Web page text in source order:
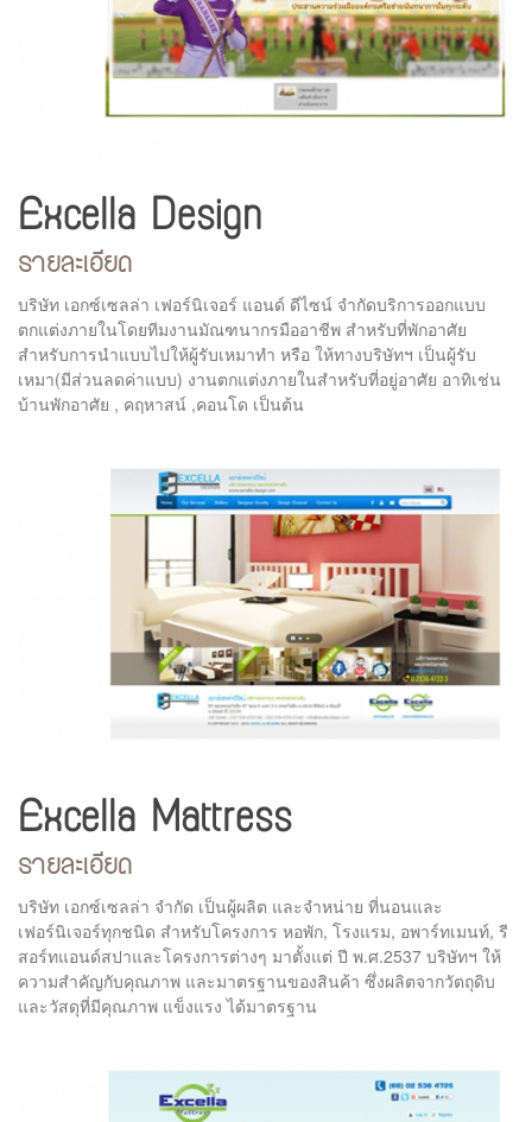
Excella Design
รายละเอียด
บริษัท เอกซ์เซลล่า เฟอร์นิเจอร์ แอนด์ ดีไซน์ จำกัดบริการออกแบบ
ตกแต่งภายในโดยทีมงานมัณฑนากรมืออาชีพ สำหรับที่พักอาศัย
สำหรับการนำแบบไปให้ผู้รับเหมาทำ หรือ ให้ทางบริษัทฯ เป็นผู้รับ
เหมา(มีส่วนลดค่าแบบ) งานตกแต่งภายในสำหรับที่อยู่อาศัย อาทิเช่น
บ้านพักอาศัย , คฤหาสน์ ,คอนโด เป็นต้น
Excella Mattress
รายละเอียด
บริษัท เอกซ์เซลล่า จำกัด เป็นผู้ผลิต และจำหน่าย ที่นอนและ
เฟอร์นิเจอร์ทุกชนิด สำหรับโครงการ หอพัก, โรงแรม, อพาร์ทเมนท์, รี
สอร์ทแอนด์สปาและโครงการต่างๆ มาตั้งแต่ ปี พ.ศ.2537 บริษัทฯ ให้
ความสำคัญกับคุณภาพ และมาตรฐานของสินค้า ซึ่งผลิตจากวัตถุดิบ
และวัสดุที่มีคุณภาพ แข็งแรง ได้มาตรฐาน